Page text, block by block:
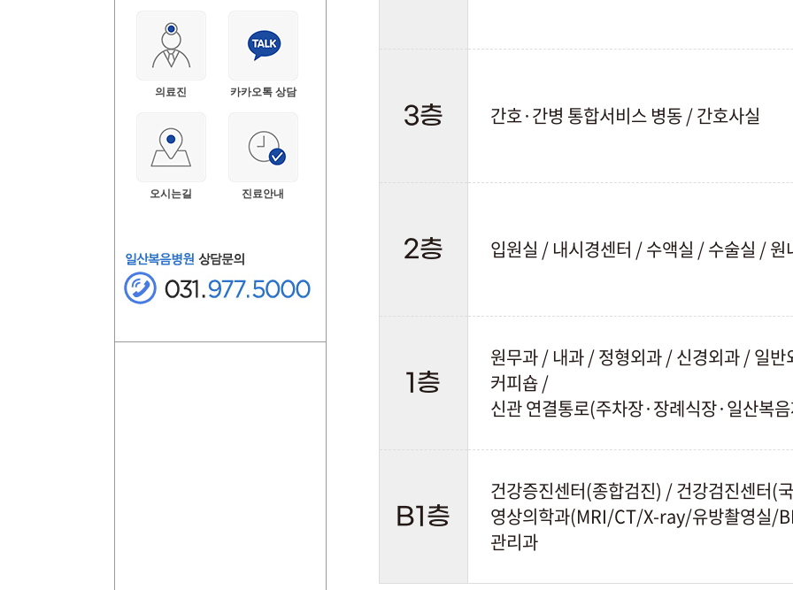
의료진 카카오톡 상담
오시는길 진료안내
3층 간호·간병 통합서비스 병동 / 간호사실
2층 입원실 / 내시경센터 / 수액실 / 수술실 / 원
1층
원무과 / 내과 / 정형외과 / 신경외과 / 일
커피숍 /
신관 연결통로(주차장·장례식장·일산복
B1층
건강증진센터(종합검진) / 건강검진센터(
영상의학과(MRI/CT/X-ray/유방촬영실/
관리과